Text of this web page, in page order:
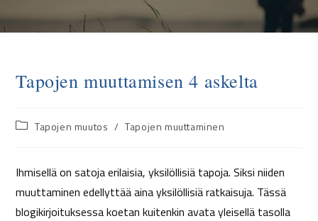
Tapojen muuttamisen 4 askelta
Tapojen muutos / Tapojen muuttaminen
Ihmisellä on satoja erilaisia, yksilöllisiä tapoja. Siksi niiden
muuttaminen edellyttää aina yksilöllisiä ratkaisuja. Tässä
blogikirjoituksessa koetan kuitenkin avata yleisellä tasolla